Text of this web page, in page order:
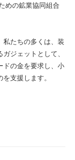
めの鉱業協同組合
私たちの多くは、装
ジェットとして、
ドの金を要求し、小
支援します。